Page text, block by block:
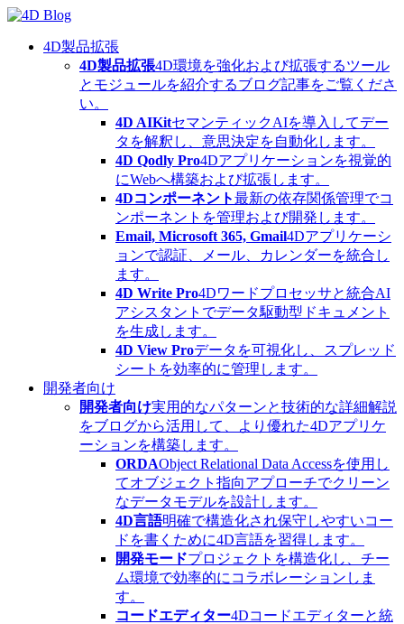
Skip
content4D製品拡張
4D製品拡張4D環境を強化および拡張するツール
とモジュールを紹介するブログ記事をご覧くださ
い。
4D AIKitセマンティックAIを導入してデー
タを解釈し、意思決定を自動化します。
4D Qodly Pro4Dアプリケーションを視覚的
にWebへ構築および拡張します。
4Dコンポーネント最新の依存関係管理でコ
ンポーネントを管理および開発します。
Email, Microsoft 365, Gmail4Dアプリケーシ
ョンで認証、メール、カレンダーを統合し
ます。
4D Write Pro4Dワードプロセッサと統合AI
アシスタントでデータ駆動型ドキュメント
を生成します。
4D View Proデータを可視化し、スプレッド
シートを効率的に管理します。
開発者向け
開発者向け実用的なパターンと技術的な詳細解説
をブログから活用して、より優れた4Dアプリケ
ーションを構築します。
ORDAObject Relational Data Accessを使用し
てオブジェクト指向アプローチでクリーン
なデータモデルを設計します。
4D言語明確で構造化され保守しやすいコー
ドを書くために4D言語を習得します。
開発モードプロジェクトを構造化し、チー
ム環境で効率的にコラボレーションしま
す。
コードエディター4Dコードエディターと統